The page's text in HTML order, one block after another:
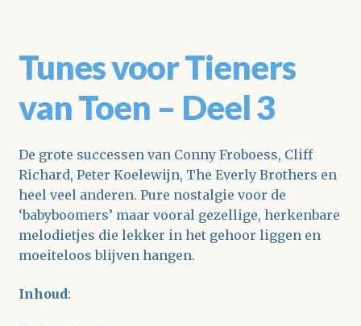
Tunes voor Tieners
van Toen – Deel 3
De grote successen van Conny Froboess, Cliff
Richard, Peter Koelewijn, The Everly Brothers en
heel veel anderen. Pure nostalgie voor de
‘babyboomers’ maar vooral gezellige, herkenbare
melodietjes die lekker in het gehoor liggen en
moeiteloos blijven hangen.
Inhoud: